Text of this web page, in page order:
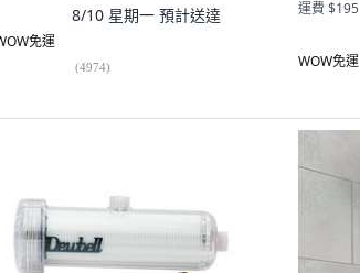
8/10 星期一 預計送達
免運
(4974)
運費 $195
WOW免運